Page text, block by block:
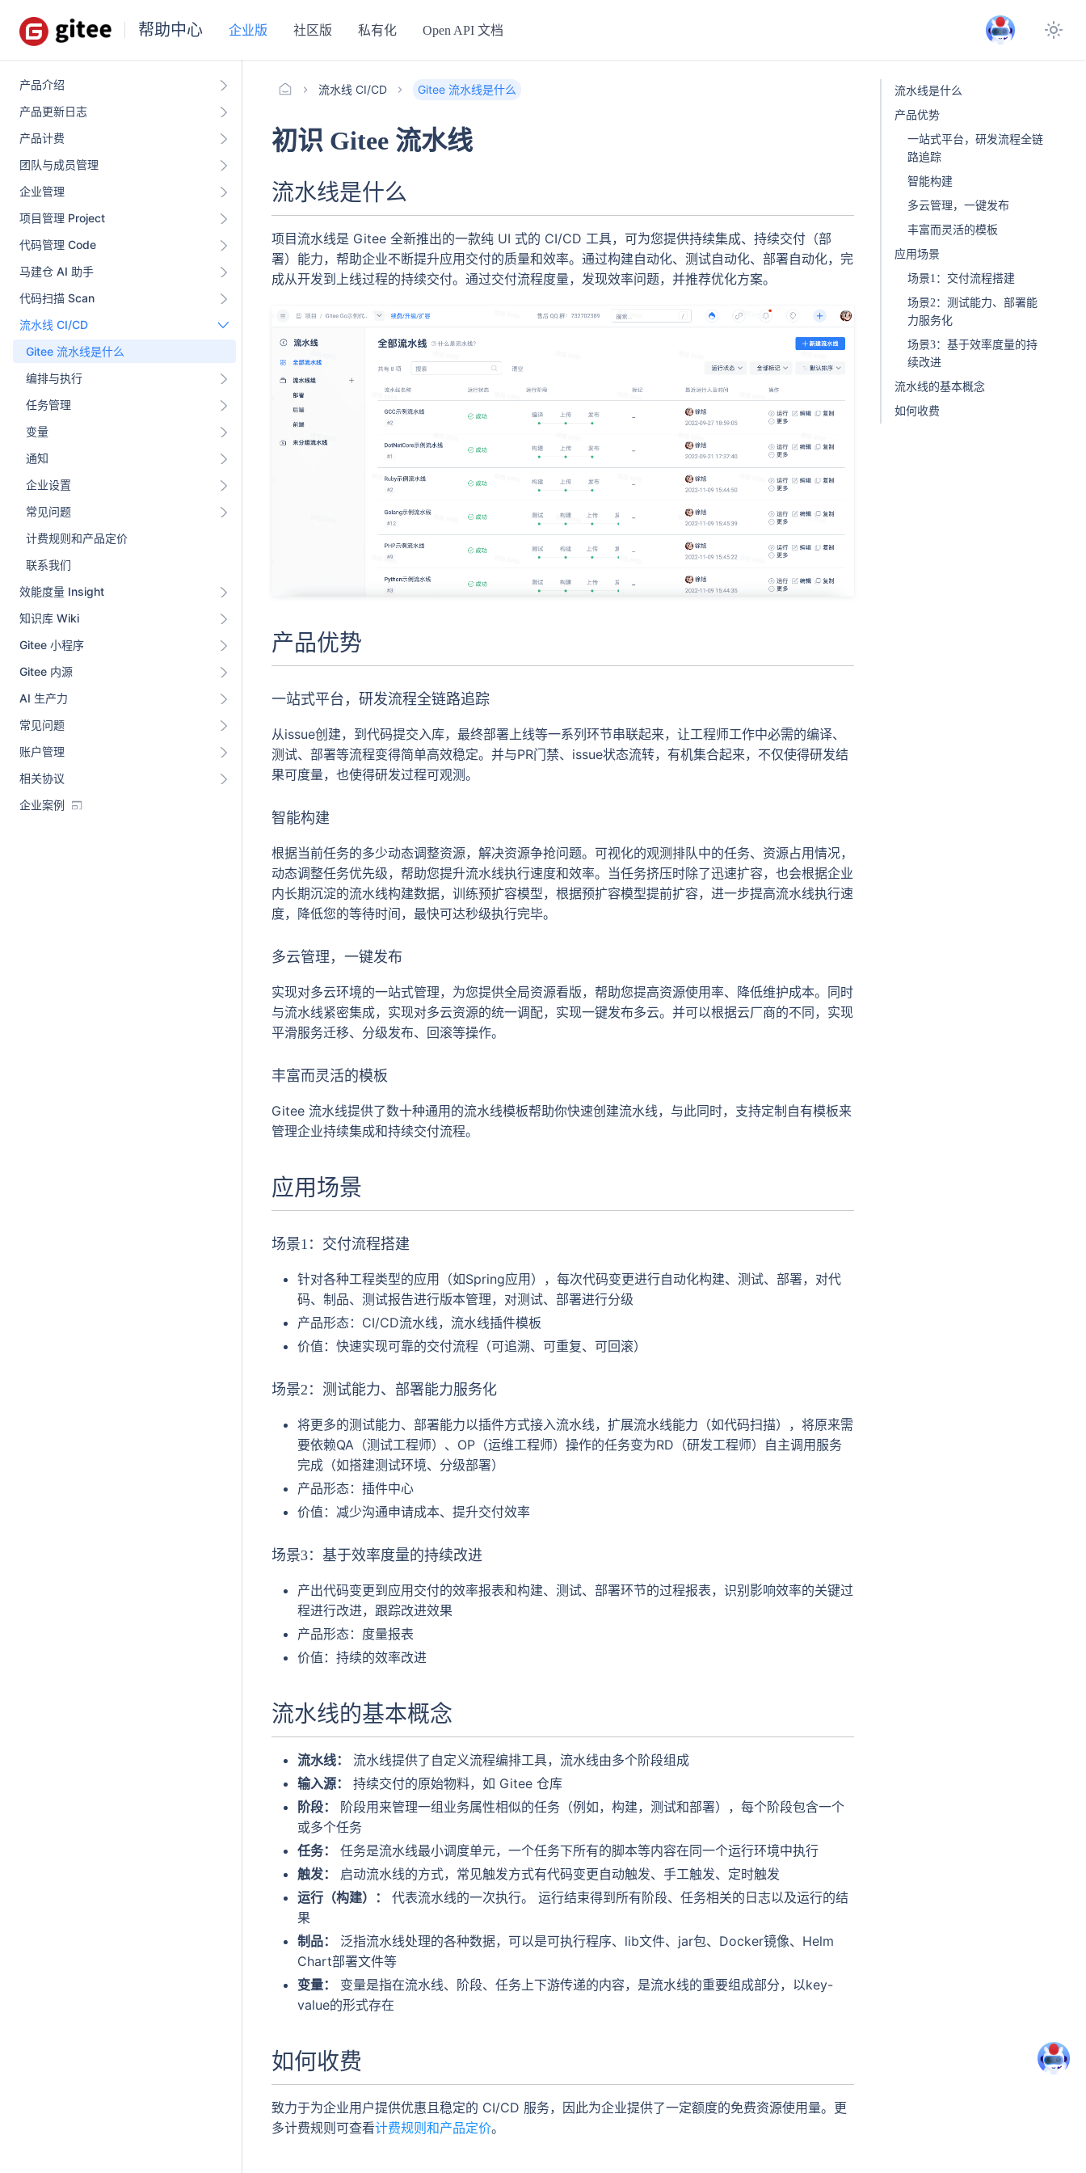
帮助中心 企业版 社区版 私有化 Open API 文档
产品介绍
产品更新日志
产品计费
团队与成员管理
企业管理
项目管理 Project
代码管理 Code
马建仓 AI 助手
代码扫描 Scan
流水线 CI/CD
Gitee 流水线是什么
编排与执行
任务管理
变量
通知
企业设置
常见问题
计费规则和产品定价
联系我们
效能度量 Insight
知识库 Wiki
Gitee 小程序
Gitee 内源
AI 生产力
常见问题
账户管理
相关协议
企业案例
流水线 CI/CD Gitee 流水线是什么
初识 Gitee 流水线
流水线是什么
项目流水线是 Gitee 全新推出的一款纯 UI 式的 CI/CD 工具，可为您提供持续集成、持续交付（部
署）能力，帮助企业不断提升应用交付的质量和效率。通过构建自动化、测试自动化、部署自动化，完
成从开发到上线过程的持续交付。通过交付流程度量，发现效率问题，并推荐优化方案。
产品优势
一站式平台，研发流程全链路追踪
从issue创建，到代码提交入库，最终部署上线等一系列环节串联起来，让工程师工作中必需的编译、
测试、部署等流程变得简单高效稳定。并与PR门禁、issue状态流转，有机集合起来，不仅使得研发结
果可度量，也使得研发过程可观测。
智能构建
根据当前任务的多少动态调整资源，解决资源争抢问题。可视化的观测排队中的任务、资源占用情况，
动态调整任务优先级，帮助您提升流水线执行速度和效率。当任务挤压时除了迅速扩容，也会根据企业
内长期沉淀的流水线构建数据，训练预扩容模型，根据预扩容模型提前扩容，进一步提高流水线执行速
度，降低您的等待时间，最快可达秒级执行完毕。
多云管理，一键发布
实现对多云环境的一站式管理，为您提供全局资源看版，帮助您提高资源使用率、降低维护成本。同时
与流水线紧密集成，实现对多云资源的统一调配，实现一键发布多云。并可以根据云厂商的不同，实现
平滑服务迁移、分级发布、回滚等操作。
丰富而灵活的模板
Gitee 流水线提供了数十种通用的流水线模板帮助你快速创建流水线，与此同时，支持定制自有模板来
管理企业持续集成和持续交付流程。
应用场景
场景1：交付流程搭建
针对各种工程类型的应用（如Spring应用），每次代码变更进行自动化构建、测试、部署，对代
码、制品、测试报告进行版本管理，对测试、部署进行分级
产品形态：CI/CD流水线，流水线插件模板
价值：快速实现可靠的交付流程（可追溯、可重复、可回滚）
场景2：测试能力、部署能力服务化
将更多的测试能力、部署能力以插件方式接入流水线，扩展流水线能力（如代码扫描），将原来需
要依赖QA（测试工程师）、OP（运维工程师）操作的任务变为RD（研发工程师）自主调用服务
完成（如搭建测试环境、分级部署）
产品形态：插件中心
价值：减少沟通申请成本、提升交付效率
场景3：基于效率度量的持续改进
产出代码变更到应用交付的效率报表和构建、测试、部署环节的过程报表，识别影响效率的关键过
程进行改进，跟踪改进效果
产品形态：度量报表
价值：持续的效率改进
流水线的基本概念
流水线：
流水线提供了自定义流程编排工具，流水线由多个阶段组成
输入源：
持续交付的原始物料，如 Gitee 仓库
阶段：
阶段用来管理一组业务属性相似的任务（例如，构建，测试和部署），每个阶段包含一个
或多个任务
任务：
任务是流水线最小调度单元，一个任务下所有的脚本等内容在同一个运行环境中执行
触发：
启动流水线的方式，常见触发方式有代码变更自动触发、手工触发、定时触发
运行（构建）：
代表流水线的一次执行。 运行结束得到所有阶段、任务相关的日志以及运行的结
果
制品：
泛指流水线处理的各种数据，可以是可执行程序、lib文件、jar包、Docker镜像、Helm
Chart部署文件等
变量：
变量是指在流水线、阶段、任务上下游传递的内容，是流水线的重要组成部分，以key-
value的形式存在
如何收费
致力于为企业用户提供优惠且稳定的 CI/CD 服务，因此为企业提供了一定额度的免费资源使用量。更
多计费规则可查看计费规则和产品定价。
流水线是什么
产品优势
一站式平台，研发流程全链
路追踪
智能构建
多云管理，一键发布
丰富而灵活的模板
应用场景
场景1：交付流程搭建
场景2：测试能力、部署能
力服务化
场景3：基于效率度量的持
续改进
流水线的基本概念
如何收费